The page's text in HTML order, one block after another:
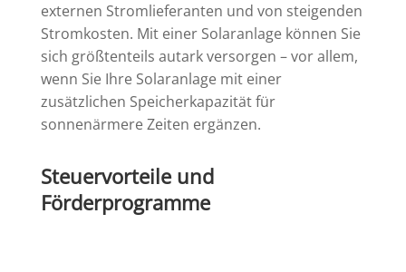
externen Stromlieferanten und von steigenden
Stromkosten. Mit einer Solaranlage können Sie
sich größtenteils autark versorgen – vor allem,
wenn Sie Ihre Solaranlage mit einer
zusätzlichen Speicherkapazität für
sonnenärmere Zeiten ergänzen.
Steuervorteile und
Förderprogramme